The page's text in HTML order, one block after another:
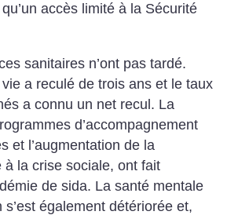
accès limité à la Sécurité
sanitaires n’ont pas tardé.
vie a reculé de trois ans et le taux
a connu un net recul. La
d’accompagnement
et l’augmentation de la
à la crise sociale, ont fait
de sida. La santé mentale
également détériorée et,